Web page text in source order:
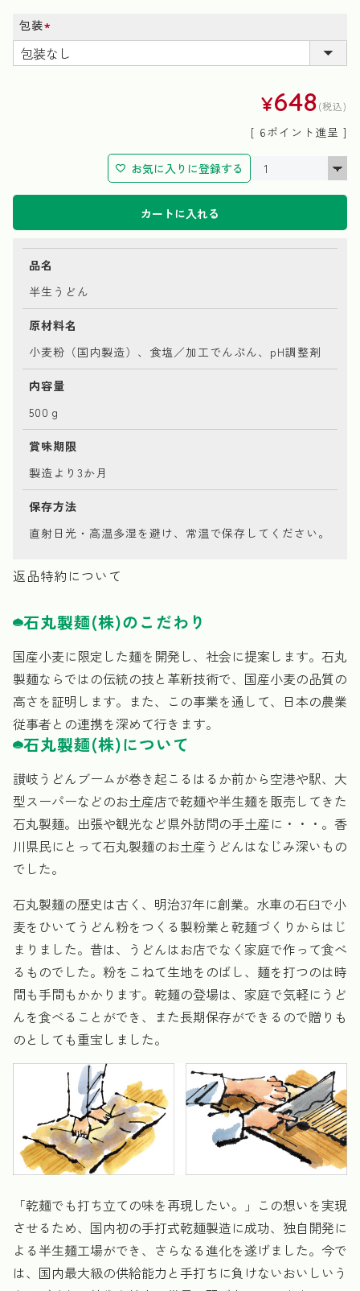
包装
(必
須)
¥648 税込
[ 6ポイント進呈 ]
お気に入りに登録する
カートに入れる
品名
半生うどん
原材料名
小麦粉（国内製造）、食塩／加工でんぷん、pH調整剤
内容量
500ｇ
賞味期限
製造より3か月
保存方法
直射日光・高温多湿を避け、常温で保存してください。
返品特約について
石丸製麺(株)のこだわり
国産小麦に限定した麺を開発し、社会に提案します。石丸
製麺ならではの伝統の技と革新技術で、国産小麦の品質の
高さを証明します。また、この事業を通して、日本の農業
従事者との連携を深めて行きます。
石丸製麺(株)について
讃岐うどんブームが巻き起こるはるか前から空港や駅、大
型スーパーなどのお土産店で乾麺や半生麺を販売してきた
石丸製麺。出張や観光など県外訪問の手土産に・・・。香
川県民にとって石丸製麺のお土産うどんはなじみ深いもの
でした。
石丸製麺の歴史は古く、明治37年に創業。水車の石臼で小
麦をひいてうどん粉をつくる製粉業と乾麺づくりからはじ
まりました。昔は、うどんはお店でなく家庭で作って食べ
るものでした。粉をこねて生地をのばし、麺を打つのは時
間も手間もかかります。乾麺の登場は、家庭で気軽にうど
んを食べることができ、また長期保存ができるので贈りも
のとしても重宝しました。
「乾麺でも打ち立ての味を再現したい。」この想いを実現
させるため、国内初の手打式乾麺製造に成功、独自開発に
よる半生麺工場ができ、さらなる進化を遂げました。今で
は、国内最大級の供給能力と手打ちに負けないおいしいう